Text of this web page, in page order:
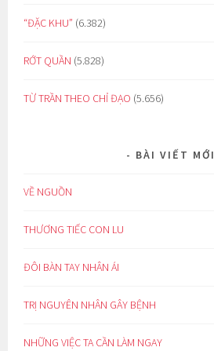
“ĐẶC KHU” (6.382)
RỚT QUẦN (5.828)
TỪ TRẦN THEO CHỈ ĐẠO (5.656)
BÀI VIẾT MỚI
VỀ NGUỒN
THƯƠNG TIẾC CON LU
ĐÔI BÀN TAY NHÂN ÁI
TRỊ NGUYÊN NHÂN GÂY BỆNH
NHỮNG VIỆC TA CẦN LÀM NGAY